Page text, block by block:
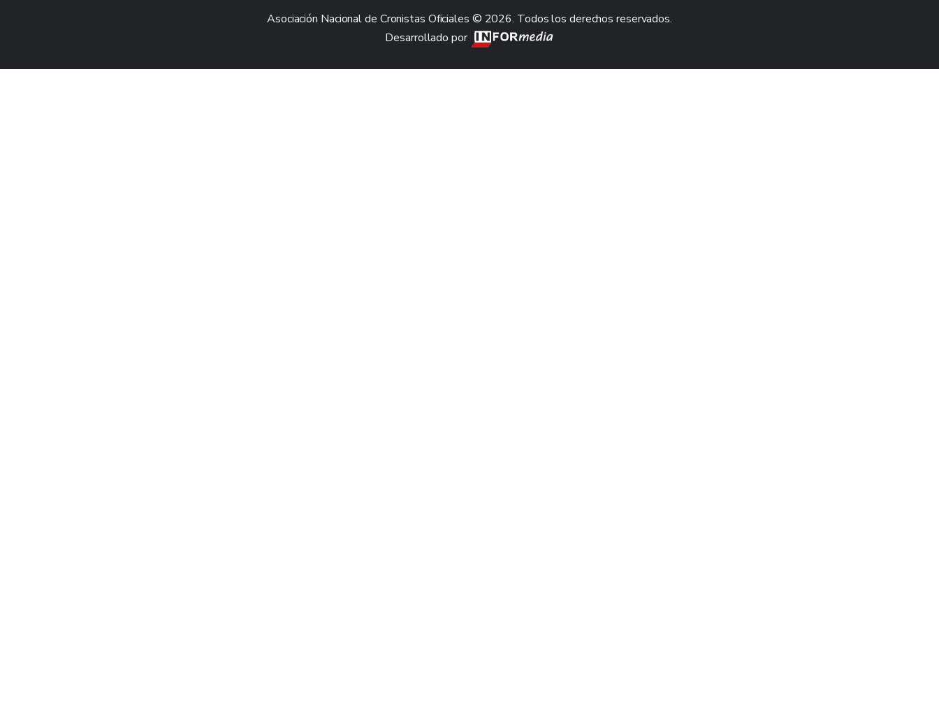
Asociación Nacional de Cronistas Oficiales © 2026. Todos los derechos reservados.
Desarrollado por